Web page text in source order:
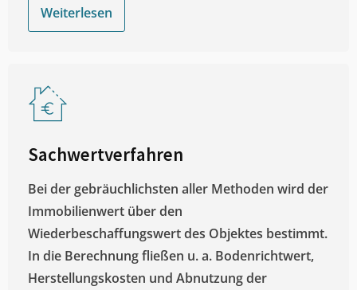
Weiterlesen
Sachwertverfahren
Bei der gebräuchlichsten aller Methoden wird der
Immobilienwert über den
Wiederbeschaffungswert des Objektes bestimmt.
In die Berechnung fließen u. a. Bodenrichtwert,
Herstellungskosten und Abnutzung der